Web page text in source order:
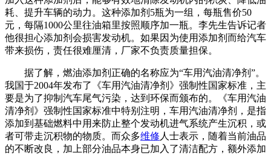
耗、提升车辆的动力。这种添加剂5瓶为一组，每瓶售价50
元，每隔1000公里往油箱里按照顺序加一瓶。李先生告诉记者
他很担心添加剂会损害发动机。如果因为使用添加剂而给汽车
带来损伤，责任很难厘清，厂家不负责质量担保。
据了解，燃油添加剂正确的名称应为“车用汽油清净剂”。
我国于2004年发布了《车用汽油清净剂》强制性国家标准，主
要是为了抑制汽车尾气污染，达到环保而颁布的。《车用汽油
清净剂》强制性国家标准中特别注明，车用汽油清净剂，是指
添加到基础燃料中用来防止整个发动机进气系统产生沉积，或
者可带走沉积物的物质。而众多维修 人士表示，随着当前油品
的不断改良，加上部分油品本身已加入了清洁配方，额外添加